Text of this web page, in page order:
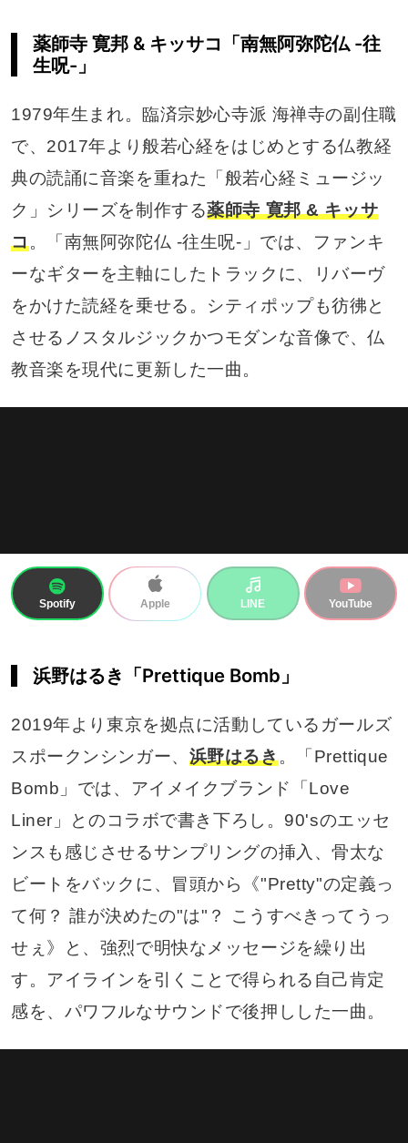
薬師寺 寛邦 & キッサコ「南無阿弥陀仏 -往
生呪-」
1979年生まれ。臨済宗妙心寺派 海禅寺の副住職
で、2017年より般若心経をはじめとする仏教経
典の読誦に音楽を重ねた「般若心経ミュージッ
ク」シリーズを制作する薬師寺 寛邦 & キッサ
コ。「南無阿弥陀仏 -往生呪-」では、ファンキ
ーなギターを主軸にしたトラックに、リバーヴ
をかけた読経を乗せる。シティポップも彷彿と
させるノスタルジックかつモダンな音像で、仏
教音楽を現代に更新した一曲。
Spotify Apple LINE YouTube
浜野はるき「Prettique Bomb」
2019年より東京を拠点に活動しているガールズ
スポークンシンガー、 浜野はるき。「Prettique
Bomb」では、アイメイクブランド「Love
Liner」とのコラボで書き下ろし。90'sのエッセ
ンスも感じさせるサンプリングの挿入、骨太な
ビートをバックに、冒頭から《"Pretty"の定義っ
て何？ 誰が決めたの"は"？ こうすべきってうっ
せぇ》と、強烈で明快なメッセージを繰り出
す。アイラインを引くことで得られる自己肯定
感を、パワフルなサウンドで後押しした一曲。